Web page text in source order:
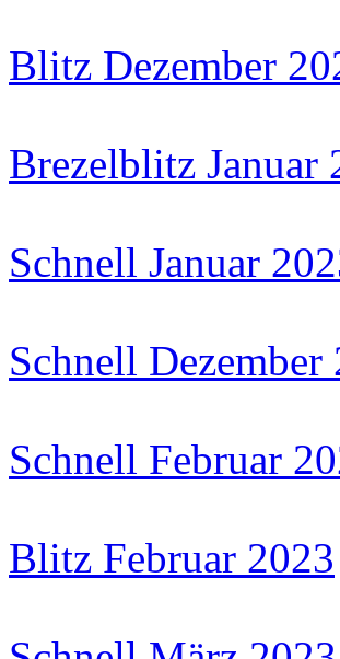
Blitz Dezember
Brezelblitz Januar
Schnell Januar
Schnell Dezember
Schnell Februar
Blitz Februar 2023